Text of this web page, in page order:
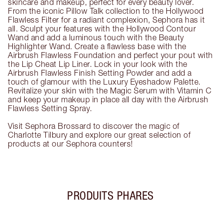
skincare and makeup, perfect for every beauty lover.
From the iconic Pillow Talk collection to the Hollywood
Flawless Filter for a radiant complexion, Sephora has it
all. Sculpt your features with the Hollywood Contour
Wand and add a luminous touch with the Beauty
Highlighter Wand. Create a flawless base with the
Airbrush Flawless Foundation and perfect your pout with
the Lip Cheat Lip Liner. Lock in your look with the
Airbrush Flawless Finish Setting Powder and add a
touch of glamour with the Luxury Eyeshadow Palette.
Revitalize your skin with the Magic Serum with Vitamin C
and keep your makeup in place all day with the Airbrush
Flawless Setting Spray.
Visit Sephora Brossard to discover the magic of
Charlotte Tilbury and explore our great selection of
products at our Sephora counters!
PRODUITS PHARES